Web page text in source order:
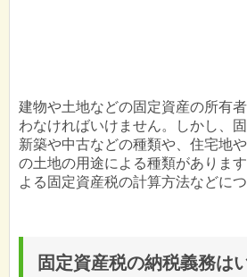
建物や土地などの固定資産の所有
わなければいけません。しかし、
新築や中古などの種類や、住宅地
の土地の用途による種類がありま
よる固定資産税の計算方法などに
固定資産税の納税義務は